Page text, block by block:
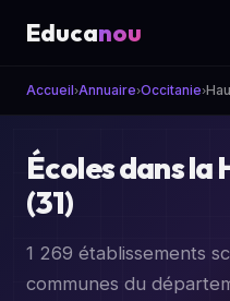
Educanou
Accueil›Annuaire›Occitanie›
Écoles dans
(31)
1 269 établissements
communes du